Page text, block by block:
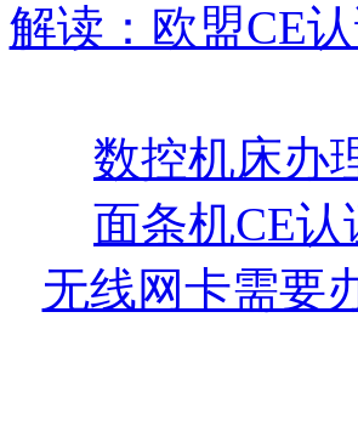
解读：欧盟CE
数控机床办
面条机CE
无线网卡需要